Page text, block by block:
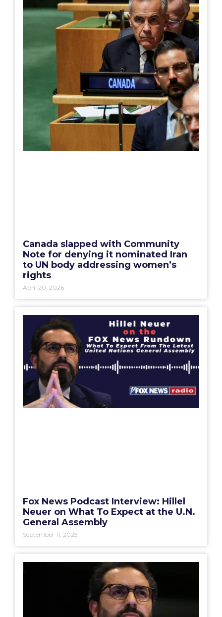
Canada slapped with Community
Note for denying it nominated Iran
to UN body addressing women’s
rights
April 20, 2026
Fox News Podcast Interview: Hillel
Neuer on What To Expect at the U.N.
General Assembly
September 11, 2025